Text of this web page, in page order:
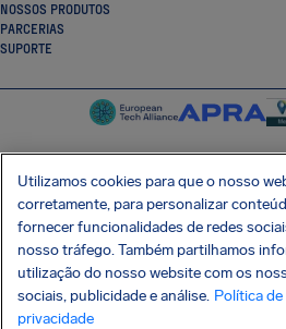
NOSSOS PRODUTOS
PARCERIAS
SUPORTE
SocialFacebook
BAIXE GRÁTIS
Utilizamos cookies para que o nosso
corretamente, para personalizar
fornecer funcionalidades de redes
nosso tráfego. Também partilhamos
utilização do nosso website com os
sociais, publicidade e análise. Política
privacidade